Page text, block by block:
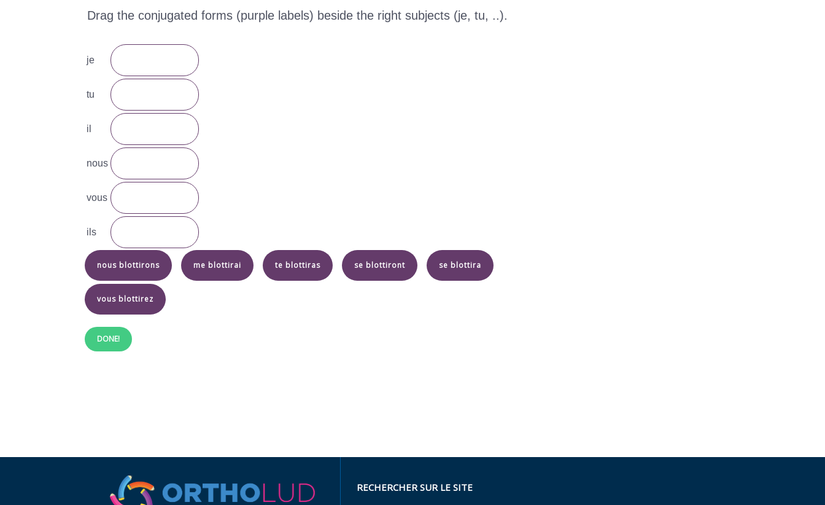
Drag the conjugated forms (purple labels) beside the right subjects (je, tu, ..).
je
tu
il
nous
vous
ils
nous blottirons me blottirai te blottiras se blottiront se blottira
vous blottirez
DONE!
RECHERCHER SUR LE SITE